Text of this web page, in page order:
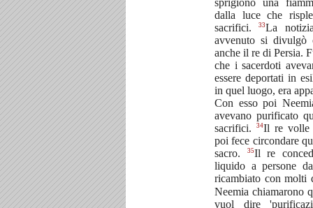
dalla luce che
sacrifici.33La
avvenuto si divulgò
anche il re di Persia.
che i sacerdoti
essere deportati in
in quel luogo, era
Con esso poi
avevano purificato
sacrifici.
34Il re volle
poi fece circondare
sacro.
35Il re
liquido a persone
ricambiato con
Neemia chiamarono
vuol dire